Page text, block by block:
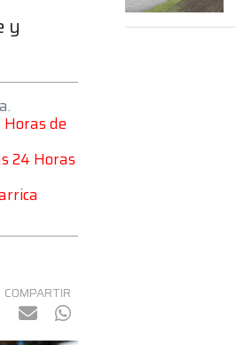
y
de
24 Horas
COMPARTIR
mail WhatsApp